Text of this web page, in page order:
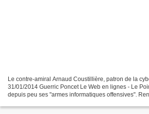
Le contre-amiral Arnaud Coustillière, patron de la
31/01/2014 Guerric Poncet Le Web en lignes - Le
depuis peu ses "armes informatiques offensives".